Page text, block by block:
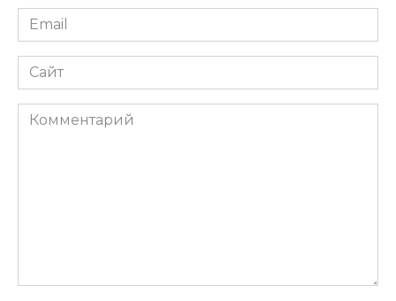
Email
*
Сайт
Комментарий